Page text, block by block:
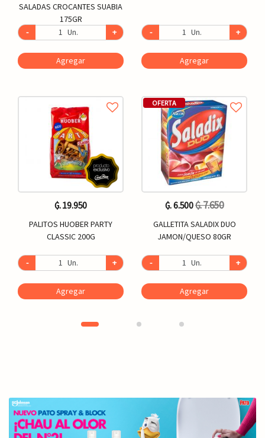
SALADAS CROCANTES SUABIA
175GR
-
Un. +
Agregar
₲. 19.950
PALITOS HUOBER PARTY
CLASSIC 200G
- Un. +
Agregar
- Un. +
Agregar
OFERTA
₲. 6.500₲. 7.650
GALLETITA SALADIX DUO
JAMON/QUESO 80GR
- Un. +
Agregar